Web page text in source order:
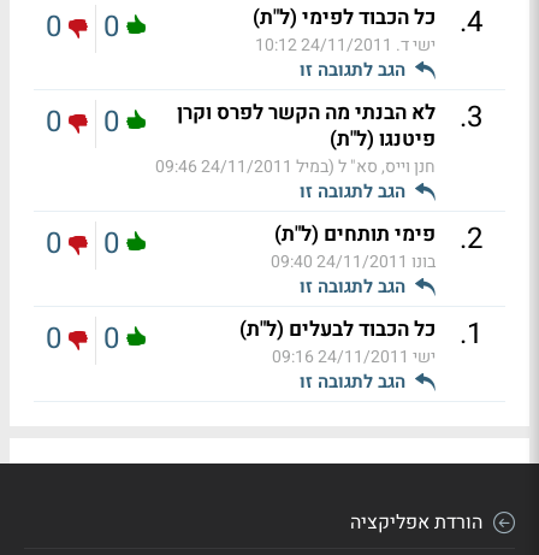
4
. כל הכבוד לפימי (ל"ת)
ישי ד. 24/11/2011 10:12
הגב לתגובה זו
0
0
3
.
לא הבנתי מה הקשר לפרס וקרן
פיטנגו (ל"ת)
חנן וייס, סא" ל (במיל 24/11/2011 09:46
הגב לתגובה זו
0
0
2
. פימי תותחים (ל"ת)
בונו 24/11/2011 09:40
הגב לתגובה זו
0
0
1
. כל הכבוד לבעלים (ל"ת)
ישי 24/11/2011 09:16
הגב לתגובה זו
0
0
הורדת אפליקציה